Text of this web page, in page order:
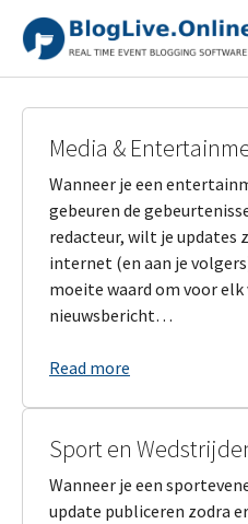
Skip to main content
Skip to page footer
Media &
Wanneer je een
gebeuren de
redacteur, wilt je updates
internet (en aan je
moeite waard om voor elk
nieuwsbericht…
Read more
Sport en
Wanneer je een
update publiceren zodra